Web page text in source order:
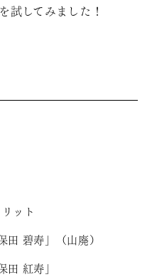
試してみました！
ット
田 碧寿」（山廃）
田 紅寿」